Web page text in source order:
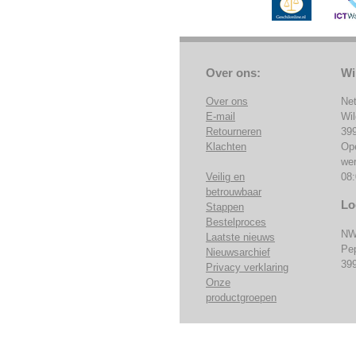
Over ons:
Over ons
E-mail
Retourneren
Klachten
Veilig en
betrouwbaar
Stappen
Bestelproces
Laatste nieuws
Nieuwsarchief
Privacy verklaring
Onze
productgroepen